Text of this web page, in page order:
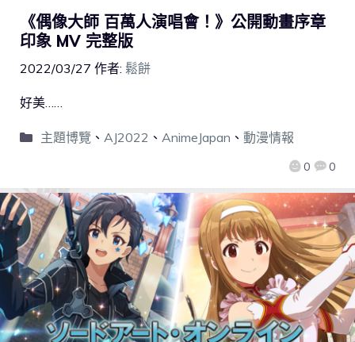
《偶像大師 百萬人演唱會！》公開動畫序章
印象 MV 完整版
2022/03/27 作者: 鬆餅
0 0
好美……
主題博覽 、 AJ2022 、 AnimeJapan 、 動漫情報